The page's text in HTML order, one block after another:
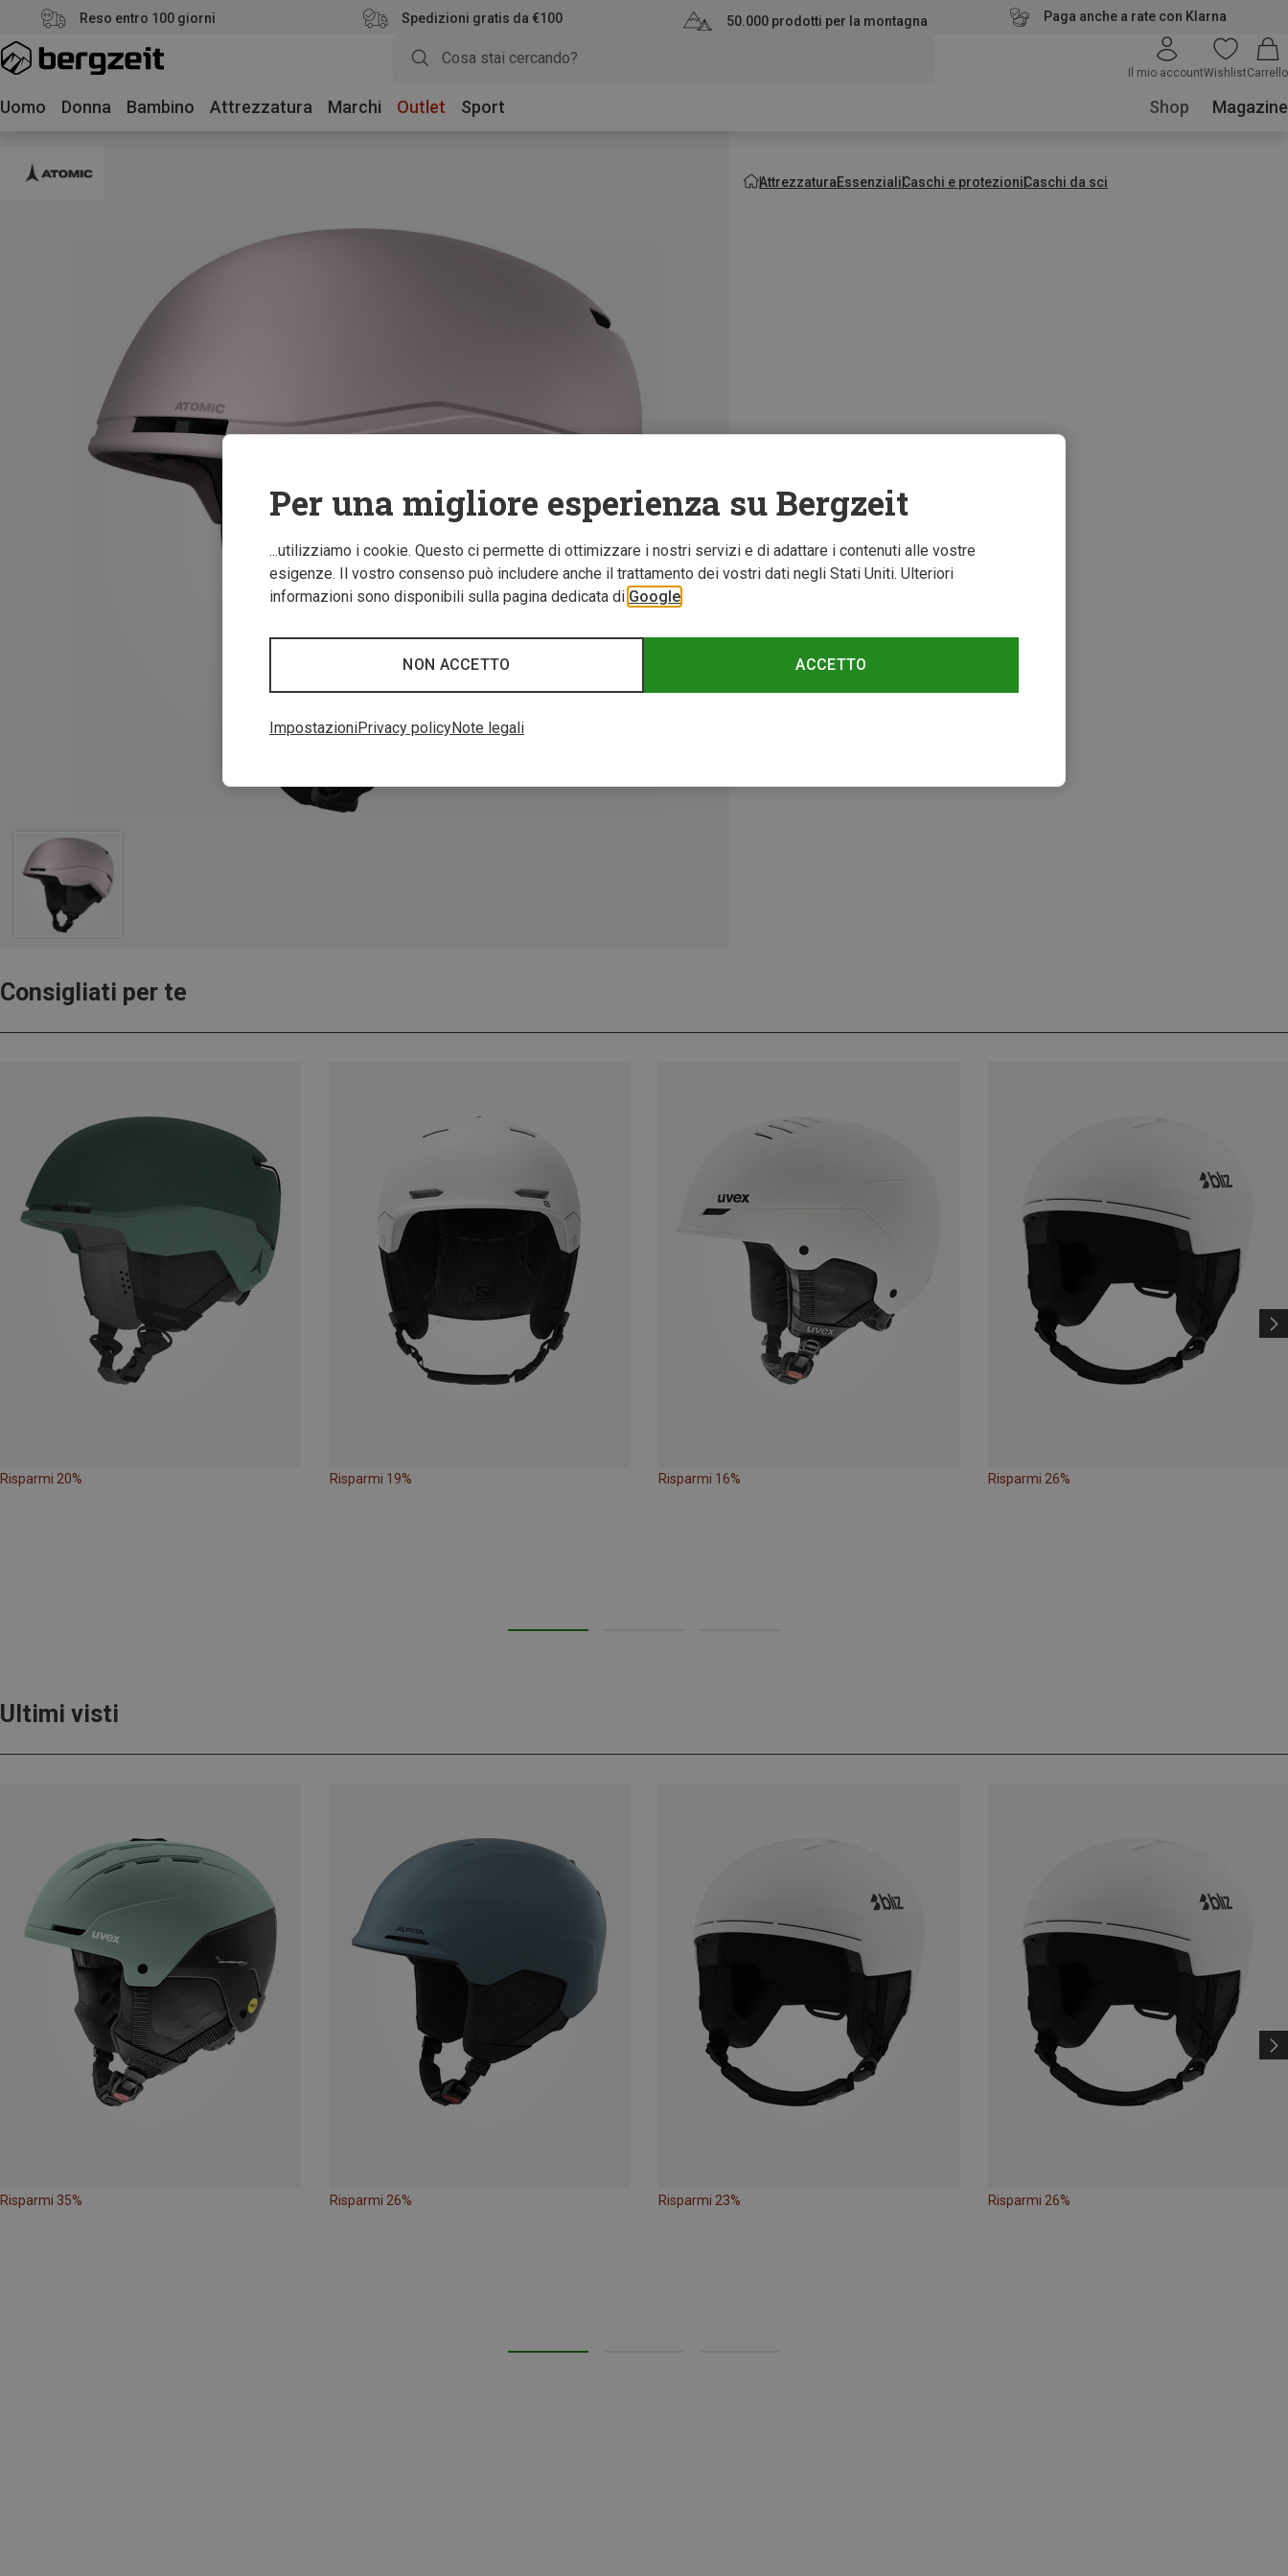
Reso entro 100 giorni Spedizioni gratis da €100 50.000 prodotti per la montagna Paga anche a rate con Klarna
Il mio accountWishlistCarrello
Uomo Donna Bambino Attrezzatura Marchi Outlet Sport Shop Magazine
AttrezzaturaEssenzialiCaschi e protezioniCaschi da sci
Consigliati per te
Risparmi 20% Risparmi 19% Risparmi 16% Risparmi 26%
Ultimi visti
Risparmi 35% Risparmi 26% Risparmi 23% Risparmi 26%
Per una migliore esperienza su Bergzeit
...utilizziamo i cookie. Questo ci permette di ottimizzare i nostri servizi e di adattare i contenuti alle vostre
esigenze. Il vostro consenso può includere anche il trattamento dei vostri dati negli Stati Uniti. Ulteriori
informazioni sono disponibili sulla pagina dedicata di Google
ACCETTO
NON ACCETTO
ImpostazioniPrivacy policyNote legali